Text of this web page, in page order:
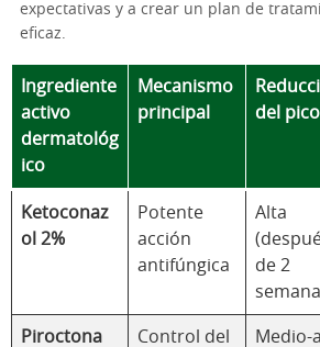
expectativas y a crear un plan de
eficaz.
Ingrediente
activo
dermatológ
ico
Mecanismo
principal
del
Ketoconaz
ol 2%
Potente
acción
antifúngica
Alta
de 2
Piroctona
Control del
Medio-